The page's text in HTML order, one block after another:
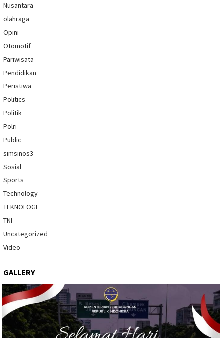
Nusantara
olahraga
Opini
Otomotif
Pariwisata
Pendidikan
Peristiwa
Politics
Politik
Polri
Public
simsinos3
Sosial
Sports
Technology
TEKNOLOGI
TNI
Uncategorized
Video
GALLERY